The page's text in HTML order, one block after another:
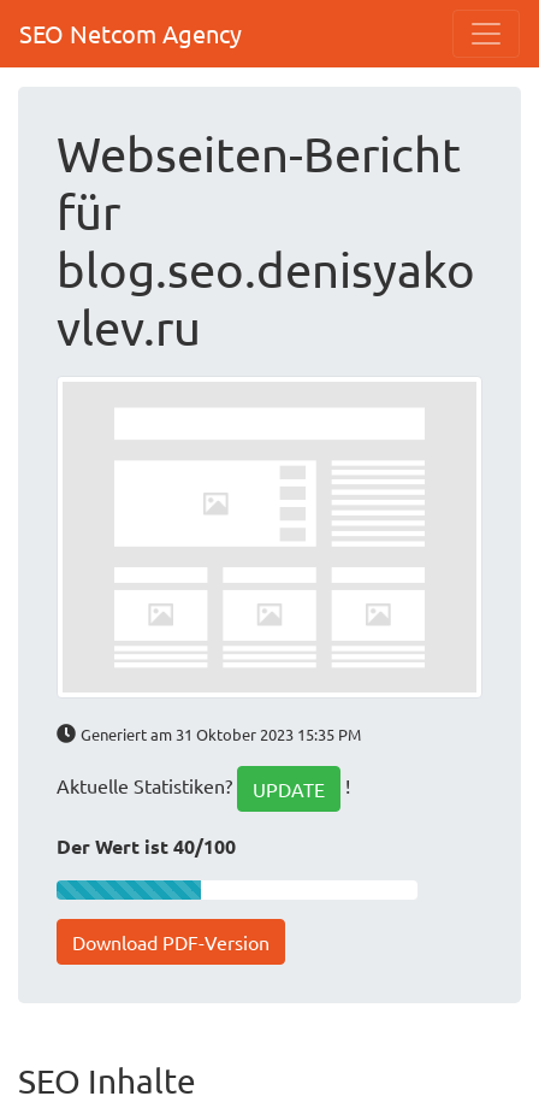
SEO Netcom Agency
Webseiten-Bericht
für
blog.seo.denisyako
vlev.ru
Generiert am 31 Oktober 2023 15:35 PM
Aktuelle Statistiken? UPDATE !
Der Wert ist 40/100
Download PDF-Version
SEO Inhalte